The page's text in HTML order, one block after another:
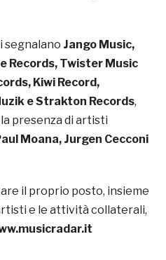
segnalano Jango Music,
Records, Twister Music
Kiwi Record,
e Strakton Records,
presenza di artisti
Moana, Jurgen Cecconi
il proprio posto, insieme
e le attività collaterali,